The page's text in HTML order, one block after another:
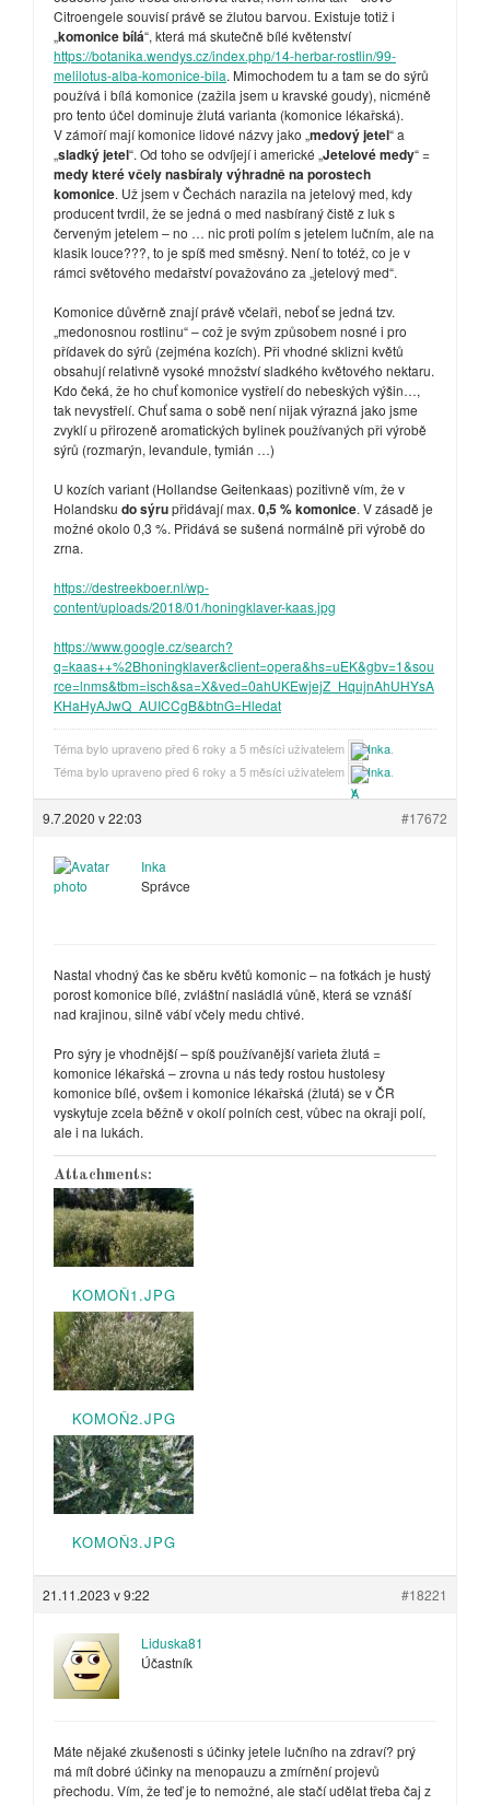
Citroengele souvisí právě se žlutou barvou. Existuje totiž i
„komonice bílá“, která má skutečně bílé květenství
https://botanika.wendys.cz/index.php/14-herbar-rostlin/99-
melilotus-alba-komonice-bila. Mimochodem tu a tam se do sýrů
používá i bílá komonice (zažila jsem u kravské goudy), nicméně
pro tento účel dominuje žlutá varianta (komonice lékařská).
V zámoří mají komonice lidové názvy jako „medový jetel“ a
„sladký jetel“. Od toho se odvíjejí i americké „Jetelové medy“ =
medy které včely nasbíraly výhradně na porostech
komonice. Už jsem v Čechách narazila na jetelový med, kdy
producent tvrdil, že se jedná o med nasbíraný čistě z luk s
červeným jetelem – no … nic proti polím s jetelem lučním, ale na
klasik louce???, to je spíš med směsný. Není to totéž, co je v
rámci světového medařství považováno za „jetelový med“.
Komonice důvěrně znají právě včelaři, neboť se jedná tzv.
„medonosnou rostlinu“ – což je svým způsobem nosné i pro
přídavek do sýrů (zejména kozích). Při vhodné sklizni květů
obsahují relativně vysoké množství sladkého květového nektaru.
Kdo čeká, že ho chuť komonice vystřelí do nebeských výšin…,
tak nevystřelí. Chuť sama o sobě není nijak výrazná jako jsme
zvyklí u přirozeně aromatických bylinek používaných při výrobě
sýrů (rozmarýn, levandule, tymián …)
U kozích variant (Hollandse Geitenkaas) pozitivně vím, že v
Holandsku do sýrupřidávají max. 0,5 % komonice. V zásadě je
možné okolo 0,3 %. Přidává se sušená normálně při výrobě do
zrna.
https://destreekboer.nl/wp-
content/uploads/2018/01/honingklaver-kaas.jpg
https://www.google.cz/search?
q=kaas++%2Bhoningklaver&client=opera&hs=uEK&gbv=1&sou
rce=lnms&tbm=isch&sa=X&ved=0ahUKEwjejZ_HqujnAhUHYsA
KHaHyAJwQ_AUICCgB&btnG=Hledat
Téma bylo upraveno před 6 roky a 5 měsíci uživatelem Inka
Téma bylo upraveno před 6 roky a 5 měsíci uživatelem
Inka
9.7.2020 v 22:03 #17672
Inka
Správce
Nastal vhodný čas ke sběru květů komonic – na fotkách je hustý
porost komonice bílé, zvláštní nasládlá vůně, která se vznáší
nad krajinou, silně vábí včely medu chtivé.
Pro sýry je vhodnější – spíš používanější varieta žlutá =
komonice lékařská – zrovna u nás tedy rostou hustolesy
komonice bílé, ovšem i komonice lékařská (žlutá) se v ČR
vyskytuje zcela běžně v okolí polních cest, vůbec na okraji polí,
ale i na lukách.
Attachments:
KOMOŇ1.JPG
KOMOŇ2.JPG
KOMOŇ3.JPG
21.11.2023 v 9:22 #18221
Liduska81
Účastník
Máte nějaké zkušenosti s účinky jetele lučního na zdraví? prý
má mít dobré účinky na menopauzu a zmírnění projevů
přechodu. Vím, že teď je to nemožné, ale stačí udělat třeba čaj z